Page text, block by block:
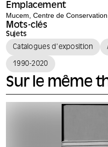
Emplacement
Mucem, Centre de
Mots-clés
Sujets
Catalogues d'exposition
1990-2020
Sur le même